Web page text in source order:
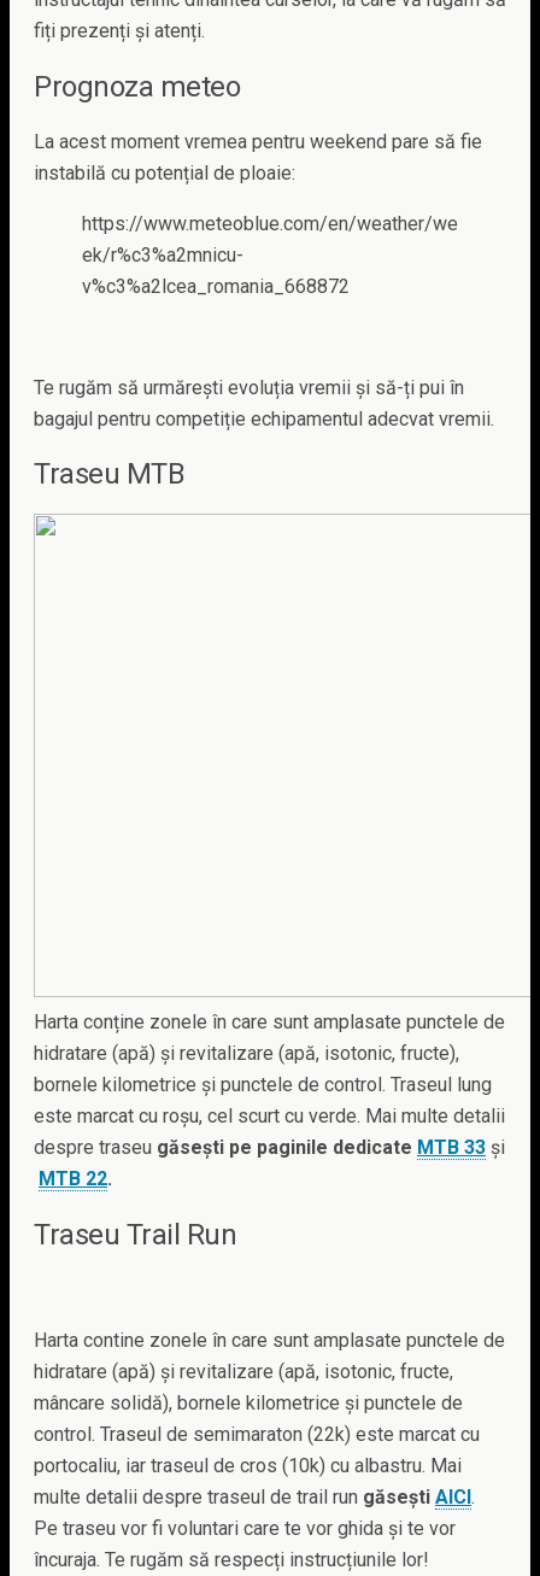
fiți prezenți și atenți.
Prognoza meteo
La acest moment vremea pentru weekend pare să fie
instabilă cu potențial de ploaie:
https://www.meteoblue.com/en/weather/we
ek/r%c3%a2mnicu-
v%c3%a2lcea_romania_668872
Te rugăm să urmărești evoluția vremii și să-ți pui în
bagajul pentru competiție echipamentul adecvat vremii.
Traseu MTB
Harta conține zonele în care sunt amplasate punctele de
hidratare (apă) și revitalizare (apă, isotonic, fructe),
bornele kilometrice și punctele de control. Traseul lung
este marcat cu roșu, cel scurt cu verde. Mai multe detalii
despre traseu găsești pe paginile dedicate MTB 33 și
MTB 22.
Traseu Trail Run
Harta contine zonele în care sunt amplasate punctele de
hidratare (apă) și revitalizare (apă, isotonic, fructe,
mâncare solidă), bornele kilometrice și punctele de
control. Traseul de semimaraton (22k) este marcat cu
portocaliu, iar traseul de cros (10k) cu albastru. Mai
multe detalii despre traseul de trail run găsești AICI .
Pe traseu vor fi voluntari care te vor ghida și te vor
încuraja. Te rugăm să respecți instrucțiunile lor!